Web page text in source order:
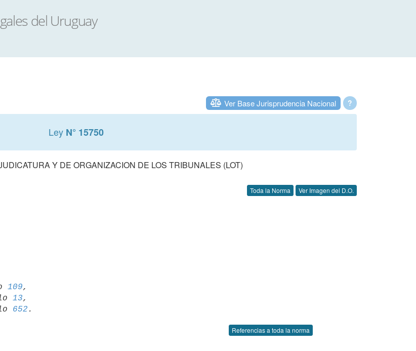
?
Ver Base Jurisprudencia Nacional
Ley N° 15750
Y DE ORGANIZACION DE LOS TRIBUNALES (LOT)
Toda la Norma Ver Imagen del D.O.
109,
13,
652
Referencias a toda la norma